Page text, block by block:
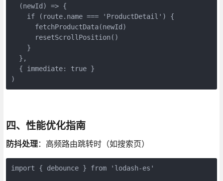
  (newId) => {
    if (route.name === 'ProductDetail') {
      fetchProductData(newId)
      resetScrollPosition()
    }
  },
  { immediate: true }
)
四、性能优化指南
防抖处理：高频路由跳转时（如搜索页）
import { debounce } from 'lodash-es'